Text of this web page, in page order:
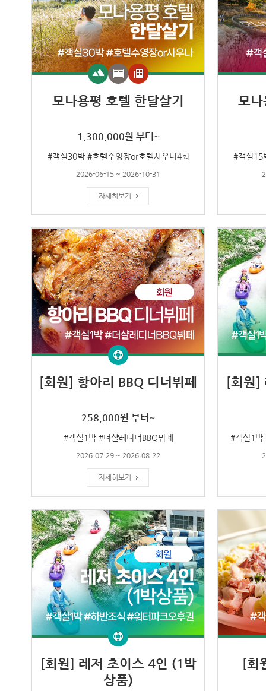
모나용평 호텔 한달살기
1,300,000원 부터~
#객실30박 #호텔수영장or호텔사우나4회
2026-06-15 ~ 2026-10-31
자세히보기
모
#객실15
[회원] 항아리 BBQ 디너뷔페
258,000원 부터~
#객실1박 #더샬레디너BBQ뷔페
2026-07-29 ~ 2026-08-22
자세히보기
[회원]
#객실1박
[회원] 레저 초이스 4인 (1박
상품)
[회